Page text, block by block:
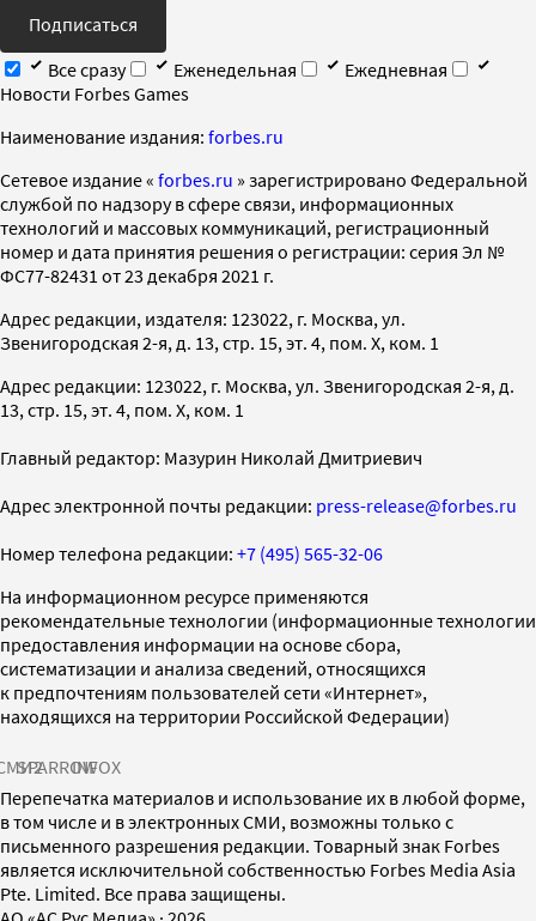
Подписаться
Все сразу
Еженедельная
Ежедневная
Новости Forbes Games
Наименование издания: forbes.ru
Cетевое издание « forbes.ru » зарегистрировано Федеральной
службой по надзору в сфере связи, информационных
технологий и массовых коммуникаций, регистрационный
номер и дата принятия решения о регистрации: серия Эл №
ФС77-82431 от 23 декабря 2021 г.
Адрес редакции, издателя: 123022, г. Москва, ул.
Звенигородская 2-я, д. 13, стр. 15, эт. 4, пом. X, ком. 1
Адрес редакции: 123022, г. Москва, ул. Звенигородская 2-я, д.
13, стр. 15, эт. 4, пом. X, ком. 1
Главный редактор: Мазурин Николай Дмитриевич
Адрес электронной почты редакции: press-release@forbes.ru
Номер телефона редакции: +7 (495) 565-32-06
На информационном ресурсе применяются
рекомендательные технологии (информационные технологии
предоставления информации на основе сбора,
систематизации и анализа сведений, относящихся
к предпочтениям пользователей сети «Интернет»,
находящихся на территории Российской Федерации)
SPARROWINFOX
Перепечатка материалов и использование их в любой форме,
в том числе и в электронных СМИ, возможны только с
письменного разрешения редакции. Товарный знак Forbes
является исключительной собственностью Forbes Media Asia
Pte. Limited. Все права защищены.